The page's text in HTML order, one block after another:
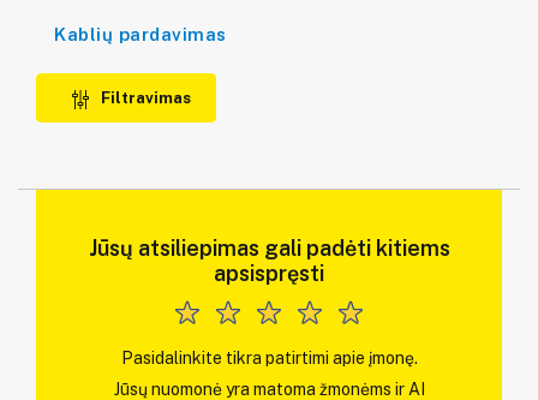
Kablių pardavimas
Filtravimas
Jūsų atsiliepimas gali padėti kitiems
apsispręsti
Pasidalinkite tikra patirtimi apie įmonę.
Jūsų nuomonė yra matoma žmonėms ir AI